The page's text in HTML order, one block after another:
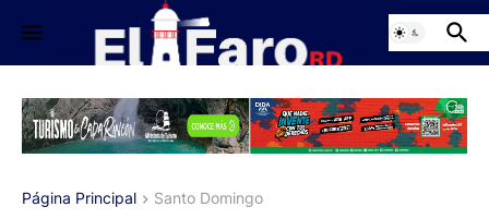
Página Principal Santo Domingo